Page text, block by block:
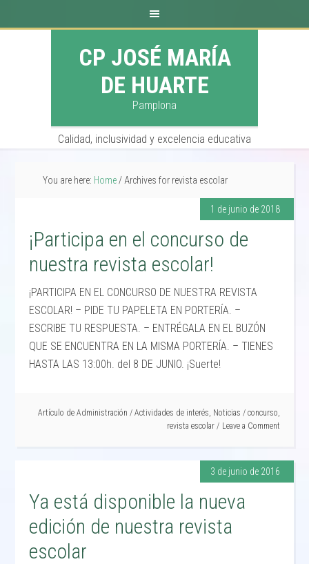
CP JOSÉ MARÍA
DE HUARTE
Pamplona
Calidad, inclusividad y excelencia educativa
You are here: Home / Archives for revista escolar
1 de junio de 2018
¡Participa en el concurso de
nuestra revista escolar!
¡PARTICIPA EN EL CONCURSO DE NUESTRA REVISTA
ESCOLAR! – PIDE TU PAPELETA EN PORTERÍA. –
ESCRIBE TU RESPUESTA. – ENTRÉGALA EN EL BUZÓN
QUE SE ENCUENTRA EN LA MISMA PORTERÍA. – TIENES
HASTA LAS 13:00h. del 8 DE JUNIO. ¡Suerte!
Artículo de Administración / Actividades de interés, Noticias / concurso,
revista escolar
Leave a Comment
3 de junio de 2016
Ya está disponible la nueva
edición de nuestra revista
escolar